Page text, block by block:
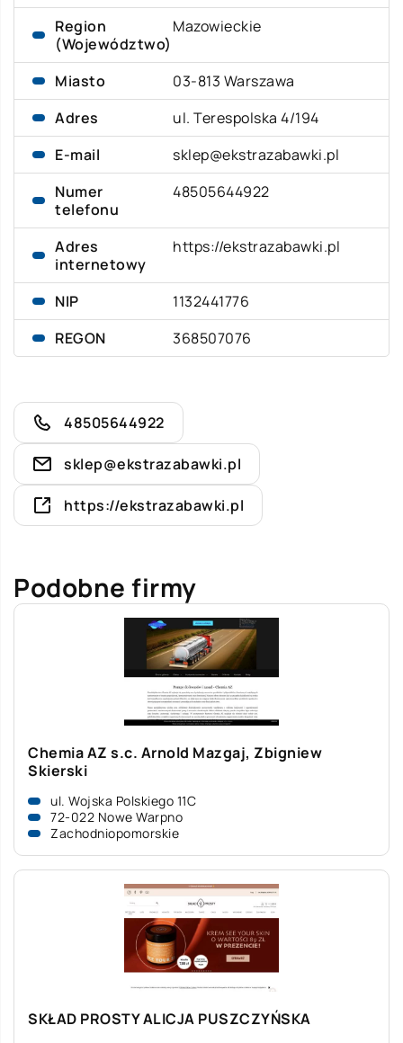
Region
(Województwo)
Mazowieckie
Miasto
03-813 Warszawa
Adres
ul. Terespolska 4/194
E-mail
sklep@ekstrazabawki.pl
Numer
telefonu
48505644922
Adres
internetowy
https://ekstrazabawki.pl
NIP
1132441776
REGON
368507076
48505644922
sklep@ekstrazabawki.pl
https://ekstrazabawki.pl
Podobne firmy
Chemia AZ s.c. Arnold Mazgaj, Zbigniew
Skierski
ul. Wojska Polskiego 11C
72-022 Nowe Warpno
Zachodniopomorskie
SKŁAD PROSTY ALICJA PUSZCZYŃSKA